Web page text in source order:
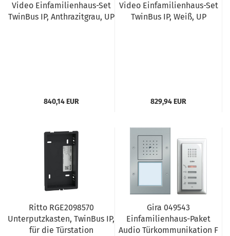
Video Einfamilienhaus-Set
TwinBus IP, Anthrazitgrau, UP
840,14 EUR
Video Einfamilienhaus-Set
TwinBus IP, Weiß, UP
829,94 EUR
Ritto RGE2098570
Unterputzkasten, TwinBus IP,
für die Türstation
Gira 049543
Einfamilienhaus-Paket
Audio Türkommunikation F